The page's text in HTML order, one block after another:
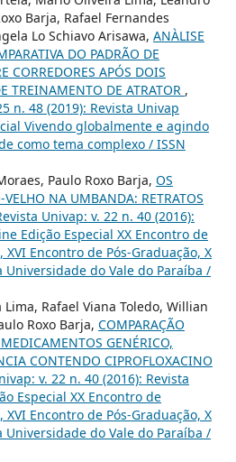
Barja, Rafael Fernandes
Lo Schiavo Arisawa, ANÀLISE
DO PADRÃO DE
CORREDORES APÓS DOIS
TREINAMENTO DE ATRATOR ,
n. 48 (2019): Revista Univap
Vivendo globalmente e agindo
como tema complexo / ISSN
Paulo Roxo Barja, OS
VELHO NA UMBANDA: RETRATOS
Univap: v. 22 n. 40 (2016):
Edição Especial XX Encontro de
Encontro de Pós-Graduação, X
Universidade do Vale do Paraíba /
Rafael Viana Toledo, Willian
Roxo Barja, COMPARAÇÃO
GENÉRICO,
CONTENDO CIPROFLOXACINO
v. 22 n. 40 (2016): Revista
Especial XX Encontro de
Encontro de Pós-Graduação, X
Universidade do Vale do Paraíba /